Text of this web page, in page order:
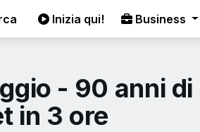
Inizia qui! Business
- 90 anni
in 3 ore